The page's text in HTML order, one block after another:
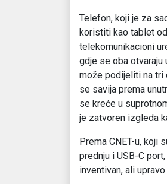
Telefon, koji je za
koristiti kao tablet
telekomunikacioni
gdje se oba otvaraju
može podijeliti na tri
se savija prema
se kreće u
je zatvoren izgleda
Prema CNET-u, koji
prednju i USB-C
inventivan, ali